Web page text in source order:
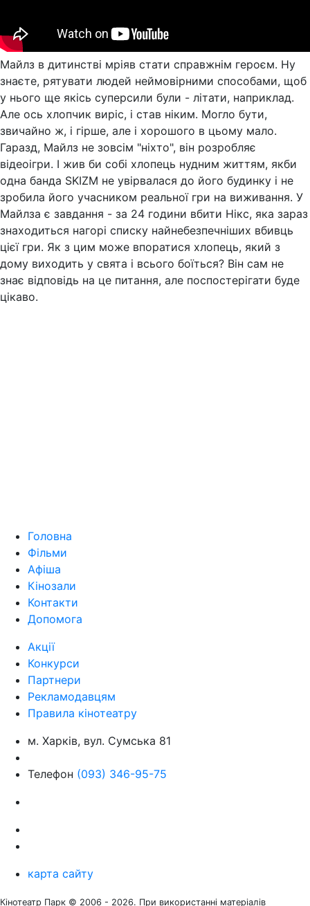
Майлз в дитинстві мріяв стати справжнім героєм. Ну
знаєте, рятувати людей неймовірними способами, щоб
у нього ще якісь суперсили були - літати, наприклад.
Але ось хлопчик виріс, і став ніким. Могло бути,
звичайно ж, і гірше, але і хорошого в цьому мало.
Гаразд, Майлз не зовсім "ніхто", він розробляє
відеоігри. І жив би собі хлопець нудним життям, якби
одна банда SKIZM не увірвалася до його будинку і не
зробила його учасником реальної гри на виживання. У
Майлза є завдання - за 24 години вбити Нікс, яка зараз
знаходиться нагорі списку найнебезпечніших вбивць
цієї гри. Як з цим може впоратися хлопець, який з
дому виходить у свята і всього боїться? Він сам не
знає відповідь на це питання, але поспостерігати буде
цікаво.
Головна
Фільми
Афіша
Кінозали
Контакти
Допомога
Акції
Конкурси
Партнери
Рекламодавцям
Правила кінотеатру
м. Харків, вул. Сумська 81
Телефон (093) 346-95-75
карта сайту
Кінотеатр Парк © 2006 - 2026. При використанні матеріалів